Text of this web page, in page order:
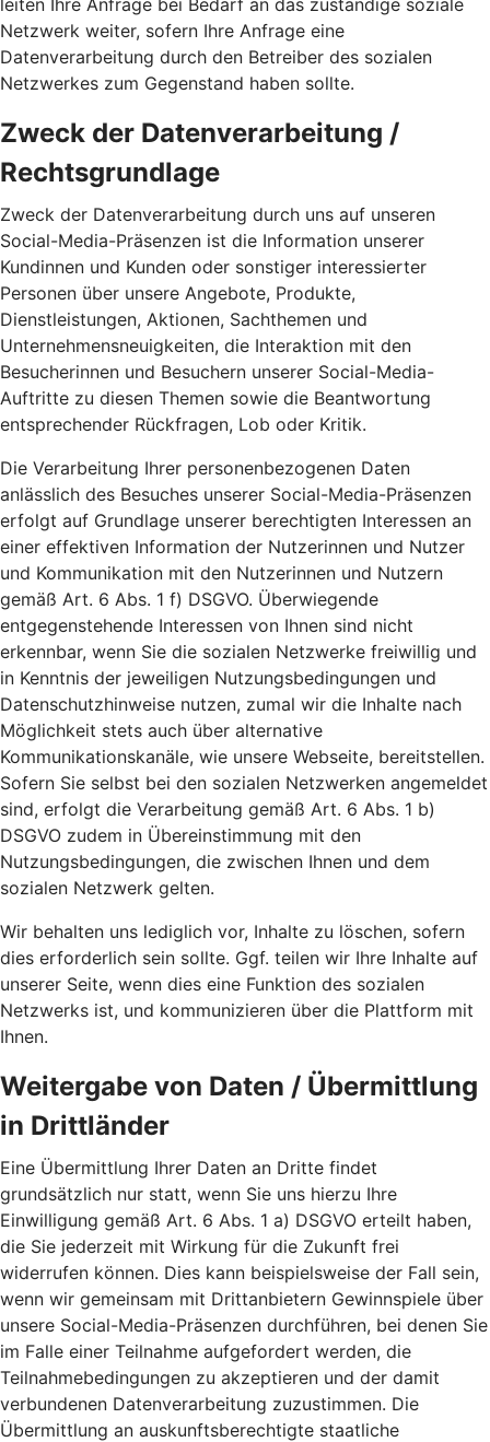
leiten Ihre Anfrage bei Bedarf an das zuständige soziale
Netzwerk weiter, sofern Ihre Anfrage eine
Datenverarbeitung durch den Betreiber des sozialen
Netzwerkes zum Gegenstand haben sollte.
Zweck der Datenverarbeitung /
Rechtsgrundlage
Zweck der Datenverarbeitung durch uns auf unseren
Social-Media-Präsenzen ist die Information unserer
Kundinnen und Kunden oder sonstiger interessierter
Personen über unsere Angebote, Produkte,
Dienstleistungen, Aktionen, Sachthemen und
Unternehmensneuigkeiten, die Interaktion mit den
Besucherinnen und Besuchern unserer Social-Media-
Auftritte zu diesen Themen sowie die Beantwortung
entsprechender Rückfragen, Lob oder Kritik.
Die Verarbeitung Ihrer personenbezogenen Daten
anlässlich des Besuches unserer Social-Media-Präsenzen
erfolgt auf Grundlage unserer berechtigten Interessen an
einer effektiven Information der Nutzerinnen und Nutzer
und Kommunikation mit den Nutzerinnen und Nutzern
gemäß Art. 6 Abs. 1 f) DSGVO. Überwiegende
entgegenstehende Interessen von Ihnen sind nicht
erkennbar, wenn Sie die sozialen Netzwerke freiwillig und
in Kenntnis der jeweiligen Nutzungsbedingungen und
Datenschutzhinweise nutzen, zumal wir die Inhalte nach
Möglichkeit stets auch über alternative
Kommunikationskanäle, wie unsere Webseite, bereitstellen.
Sofern Sie selbst bei den sozialen Netzwerken angemeldet
sind, erfolgt die Verarbeitung gemäß Art. 6 Abs. 1 b)
DSGVO zudem in Übereinstimmung mit den
Nutzungsbedingungen, die zwischen Ihnen und dem
sozialen Netzwerk gelten.
Wir behalten uns lediglich vor, Inhalte zu löschen, sofern
dies erforderlich sein sollte. Ggf. teilen wir Ihre Inhalte auf
unserer Seite, wenn dies eine Funktion des sozialen
Netzwerks ist, und kommunizieren über die Plattform mit
Ihnen.
Weitergabe von Daten / Übermittlung
in Drittländer
Eine Übermittlung Ihrer Daten an Dritte findet
grundsätzlich nur statt, wenn Sie uns hierzu Ihre
Einwilligung gemäß Art. 6 Abs. 1 a) DSGVO erteilt haben,
die Sie jederzeit mit Wirkung für die Zukunft frei
widerrufen können. Dies kann beispielsweise der Fall sein,
wenn wir gemeinsam mit Drittanbietern Gewinnspiele über
unsere Social-Media-Präsenzen durchführen, bei denen Sie
im Falle einer Teilnahme aufgefordert werden, die
Teilnahmebedingungen zu akzeptieren und der damit
verbundenen Datenverarbeitung zuzustimmen. Die
Übermittlung an auskunftsberechtigte staatliche